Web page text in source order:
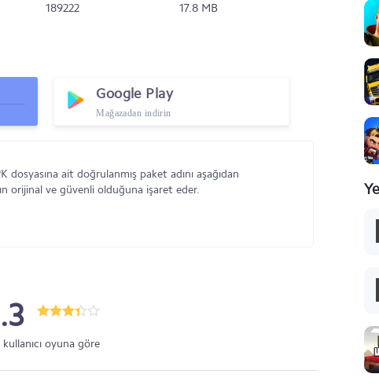
189222 17.8 MB
Google Play
Mağazadan indirin
ait doğrulanmış paket adını aşağıdan
orijinal ve güvenli olduğuna işaret eder.
kullanıcı oyuna göre